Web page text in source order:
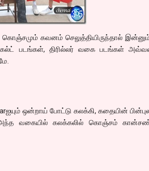
கவனம் செலுத்தியிருந்தால்
கல்ட் படங்கள், திரில்லர் வகை படங்கள்
ஒன்றாய் போட்டு கலக்கி, கதையின்
அந்த வகையில் கலக்கலில் கொஞ்சம்